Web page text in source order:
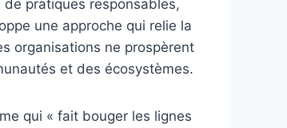
pratiques responsables,
une approche qui relie la
organisations ne prospèrent
et des écosystèmes.
qui « fait bouger les lignes